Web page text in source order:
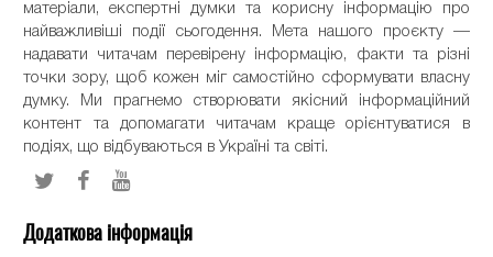
матеріали, експертні думки та корисну інформацію про
найважливіші події сьогодення. Мета нашого проєкту —
надавати читачам перевірену інформацію, факти та різні
точки зору, щоб кожен міг самостійно сформувати власну
думку. Ми прагнемо створювати якісний інформаційний
контент та допомагати читачам краще орієнтуватися в
подіях, що відбуваються в Україні та світі.
Додаткова інформація